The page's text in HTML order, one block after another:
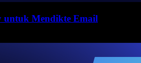
untuk Mendikte Email